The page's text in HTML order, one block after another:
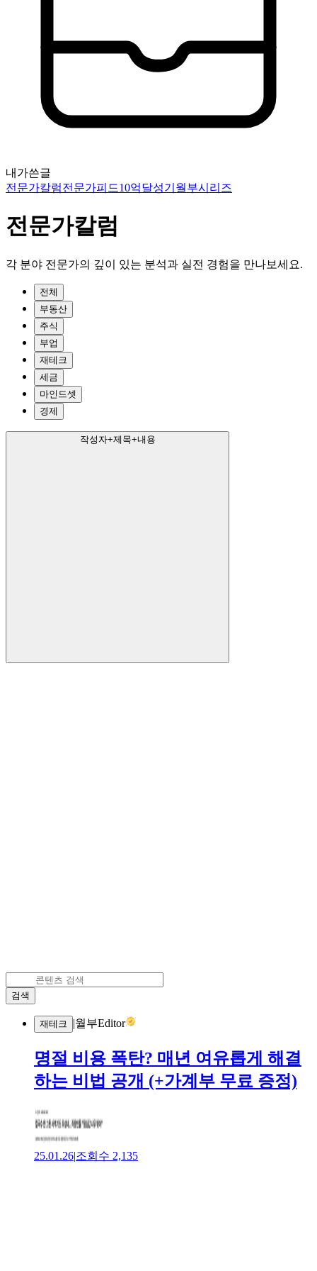
내가쓴글
전문가칼럼전문가피드10억달성기 월부시리즈
전문가칼럼
각 분야 전문가의 깊이 있는 분석과 실전 경험을 만나보세요.
전체
부동산
주식
부업
재테크
세금
마인드셋
경제
작성자+제목+내용
검색
재테크 |월부Editor
명절 비용 폭탄? 매년 여유롭게 해결
하는 비법 공개 (+가계부 무료 증정)
25.01.26|조회수 2,135